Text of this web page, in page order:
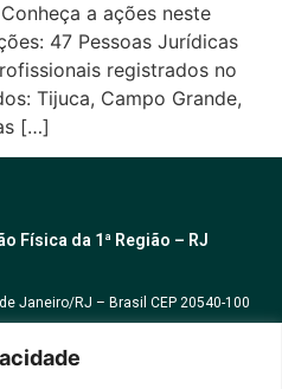
a ações neste
47 Pessoas Jurídicas
registrados no
Tijuca, Campo Grande,
[…]
Física da 1ª Região – RJ
Janeiro/RJ – Brasil CEP 20540-100